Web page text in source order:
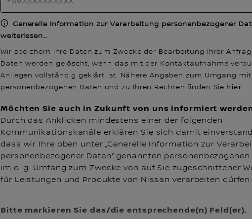
Generelle Information zur Verarbeitung personenbezogener
weiterlesen…
Wir speichern Ihre Daten zum Zwecke der Bearbeitung Ihrer
Daten werden gelöscht, wenn das mit der Kontaktaufnahme
Anliegen vollständig geklärt ist. Nähere Angaben zum Umgang mit
personenbezogenen Daten und zu Ihren Rechten finden Sie hier.
Möchten Sie auch in Zukunft von uns informiert
Durch das Anklicken mindestens einer der folgenden
Kommunikationskanäle erklären Sie sich damit
dass wir Ihre oben unter „Generelle Information zur
personenbezogener Daten“ genannten personenbezogenen
im o. g. Umfang zum Zwecke von auf Sie zugeschnittener
für Leistungen und Produkte von Nissan verarbeiten dürfen.
Bitte markieren Sie das/die entsprechende(n) Feld(er).